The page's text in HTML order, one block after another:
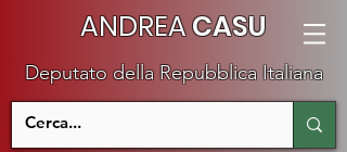
ANDREACASU
Deputato della Repubblica Italiana